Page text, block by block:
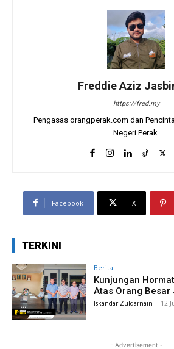
Freddie Aziz
https://fred.my
Pengasas orangperak.com dan
Negeri Perak.
Facebook X
TERKINI
Berita
Kunjungan
Atas Orang
Iskandar Zulqarnain - 12
- Advertisement -